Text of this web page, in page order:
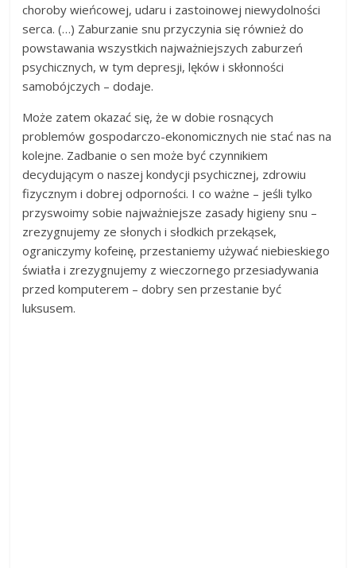
choroby wieńcowej, udaru i zastoinowej niewydolności
serca. (…) Zaburzanie snu przyczynia się również do
powstawania wszystkich najważniejszych zaburzeń
psychicznych, w tym depresji, lęków i skłonności
samobójczych – dodaje.
Może zatem okazać się, że w dobie rosnących
problemów gospodarczo-ekonomicznych nie stać nas na
kolejne. Zadbanie o sen może być czynnikiem
decydującym o naszej kondycji psychicznej, zdrowiu
fizycznym i dobrej odporności. I co ważne – jeśli tylko
przyswoimy sobie najważniejsze zasady higieny snu –
zrezygnujemy ze słonych i słodkich przekąsek,
ograniczymy kofeinę, przestaniemy używać niebieskiego
światła i zrezygnujemy z wieczornego przesiadywania
przed komputerem – dobry sen przestanie być
luksusem.